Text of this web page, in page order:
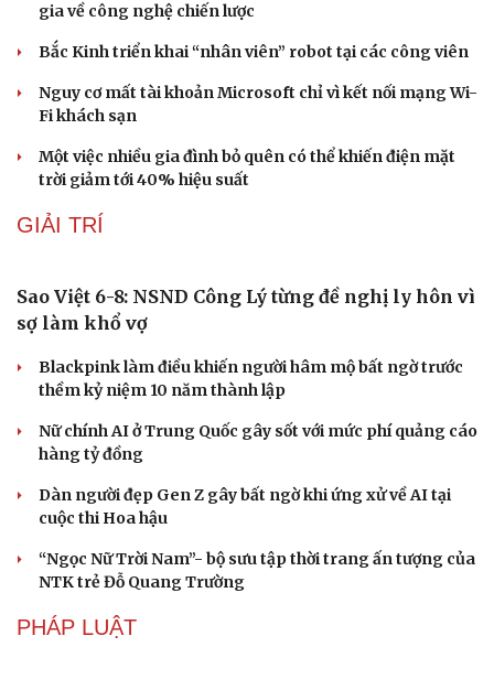
gia về công nghệ chiến lược
Bắc Kinh triển khai “nhân viên” robot tại các công viên
Nguy cơ mất tài khoản Microsoft chỉ vì kết nối mạng Wi-
Fi khách sạn
Một việc nhiều gia đình bỏ quên có thể khiến điện mặt
trời giảm tới 40% hiệu suất
GIẢI TRÍ
Sao Việt 6-8: NSND Công Lý từng đề nghị ly hôn vì
sợ làm khổ vợ
Blackpink làm điều khiến người hâm mộ bất ngờ trước
thềm kỷ niệm 10 năm thành lập
Nữ chính AI ở Trung Quốc gây sốt với mức phí quảng cáo
hàng tỷ đồng
Dàn người đẹp Gen Z gây bất ngờ khi ứng xử về AI tại
cuộc thi Hoa hậu
“Ngọc Nữ Trời Nam”- bộ sưu tập thời trang ấn tượng của
NTK trẻ Đỗ Quang Trường
PHÁP LUẬT